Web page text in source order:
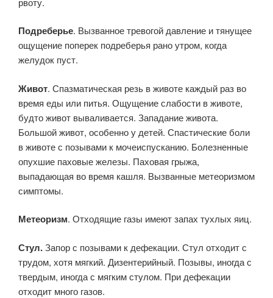
Подреберье. Вызванное тревогой давление и тянущее
ощущение поперек подреберья рано утром, когда
желудок пуст.
Живот. Спазматическая резь в животе каждый раз во
время еды или питья. Ощущение слабости в животе,
будто живот вываливается. Западание живота.
Большой живот, особенно у детей. Спастические боли
в животе с позывами к мочеиспусканию. Болезненные
опухшие паховые железы. Паховая грыжа,
выпадающая во время кашля. Вызванные метеоризмом
симптомы.
Метеоризм. Отходящие газы имеют запах тухлых яиц.
Стул.Запор с позывами к дефекации. Стул отходит с
трудом, хотя мягкий. Дизентерийный. Позывы, иногда с
твердым, иногда с мягким стулом. При дефекации
отходит много газов.